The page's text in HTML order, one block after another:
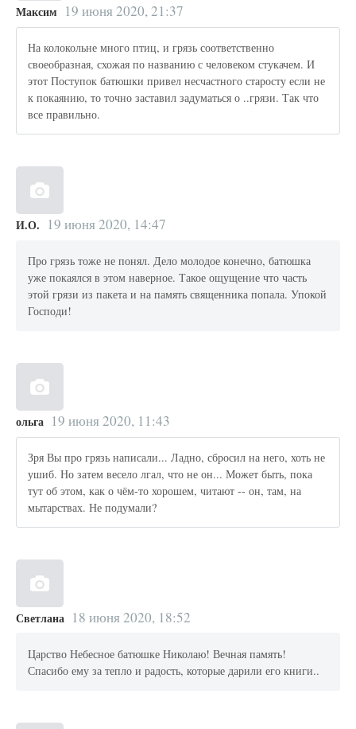
Максим 19 июня 2020, 21:37
На колокольне много птиц, и грязь соответственно
своеобразная, схожая по названию с человеком стукачем. И
этот Поступок батюшки привел несчастного старосту если не
к покаянию, то точно заставил задуматься о ..грязи. Так что
все правильно.
И.О. 19 июня 2020, 14:47
Про грязь тоже не понял. Дело молодое конечно, батюшка
уже покаялся в этом наверное. Такое ощущение что часть
этой грязи из пакета и на память священника попала. Упокой
Господи!
ольга 19 июня 2020, 11:43
Зря Вы про грязь написали... Ладно, сбросил на него, хоть не
ушиб. Но затем весело лгал, что не он... Может быть, пока
тут об этом, как о чём-то хорошем, читают -- он, там, на
мытарствах. Не подумали?
Светлана 18 июня 2020, 18:52
Царство Небесное батюшке Николаю! Вечная память!
Спасибо ему за тепло и радость, которые дарили его книги..